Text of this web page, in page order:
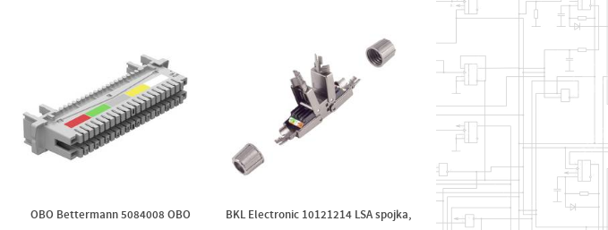
OBO Bettermann 5084008 OBO
BKL Electronic 10121214 LSA spojka,